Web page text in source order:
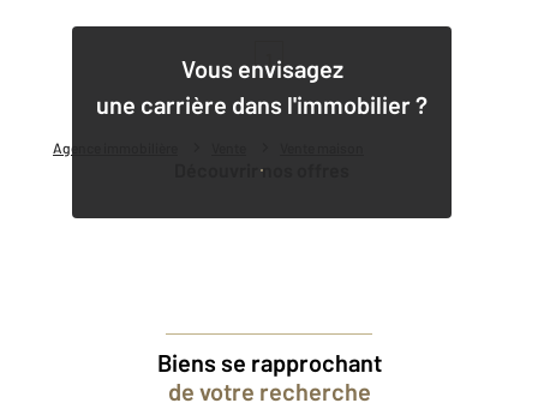
Agence immobilière
Vous envisagez
une carrière dans l'immobilier ?
Découvrir nos offres
Biens se rapprochant
de votre recherche